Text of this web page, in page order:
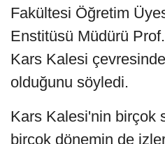
Fakültesi Öğretim
Enstitüsü Müdürü
Kars Kalesi
olduğunu söyledi.
Kars Kalesi'nin birçok
birçok dönemin de